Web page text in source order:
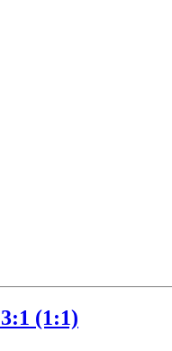
(1:1)